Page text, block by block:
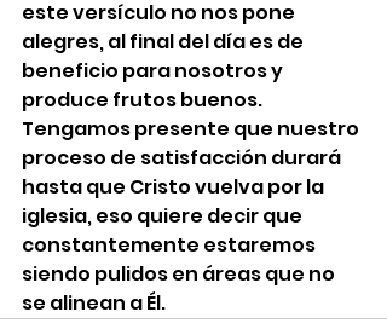
este versículo no nos pone
alegres, al final del día es de
beneficio para nosotros y
produce frutos buenos.
Tengamos presente que nuestro
proceso de satisfacción durará
hasta que Cristo vuelva por la
iglesia, eso quiere decir que
constantemente estaremos
siendo pulidos en áreas que no
se alinean a Él.